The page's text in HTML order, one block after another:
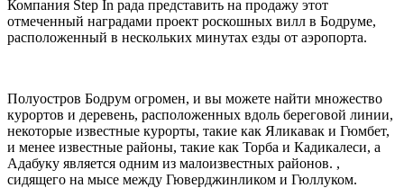
Компания Step In рада представить на продажу этот
отмеченный наградами проект роскошных вилл в Бодруме,
расположенный в нескольких минутах езды от аэропорта.
Полуостров Бодрум огромен, и вы можете найти множество
курортов и деревень, расположенных вдоль береговой линии,
некоторые известные курорты, такие как Яликавак и Гюмбет,
и менее известные районы, такие как Торба и Кадикалеси, а
Адабуку является одним из малоизвестных районов. ,
сидящего на мысе между Гюверджинликом и Гюллуком.